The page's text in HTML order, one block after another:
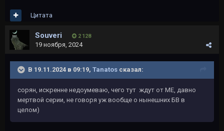
Цитата
Souveri 2 128
19 ноября, 2024
В 19.11.2024 в 09:19, Tanatos сказал:
сорян, искренне недоумеваю, чего тут ждут от ME, давно
мертвой серии, не говоря уж вообще о нынешних БВ в
целом)